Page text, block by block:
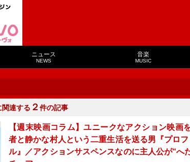
ニュース
NEWS
音楽
MUSIC
関連する ２件の記事
【週末映画コラム】ユニークなアクション映
者と静かな村人という二重生活を送る男『プロ
ル』／アクションサスペンスなのに主人公が“へ